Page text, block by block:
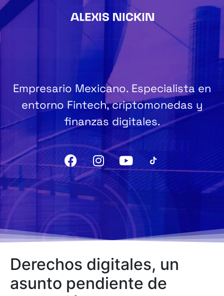
Empresario Mexicano. Especialista en
entorno Fintech, criptomonedas y
finanzas digitales.
Derechos digitales, un
asunto pendiente de